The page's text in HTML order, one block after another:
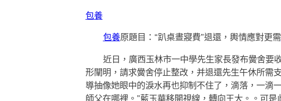
包養
包養原題目：“趴桌晝寢費”退還，輿情應對更需
近日，廣西玉林市一中學先生家長發布黌舍要
形闡明，請求黌舍停止整改，并退還先生午休所需
導抽像她眼中的淚水再也抑制不住了，滴落，一滴
師父在哪裡。”藍玉華移開視線，轉向王大。。可是